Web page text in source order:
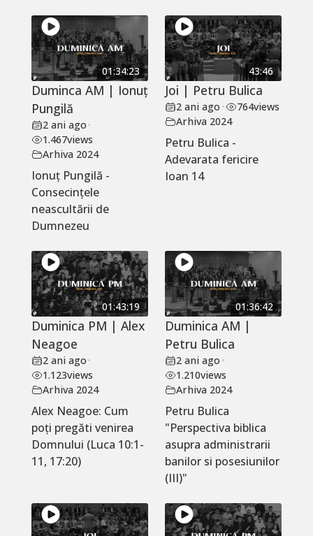
01:34:23
Duminca AM | Ionuț
Pungilă
2 ani ago•
1.467views
Arhiva 2024
Ionuț Pungilă -
Consecințele
neascultării de
Dumnezeu
43:46
Joi | Petru Bulica
2 ani ago • 764views
Arhiva 2024
Petru Bulica -
Adevarata fericire
Ioan 14
01:43:19
Duminica PM | Alex
Neagoe
2 ani ago•
1.123views
Arhiva 2024
Alex Neagoe: Cum
poți pregăti venirea
Domnului (Luca 10:1-
11, 17:20)
01:36:42
Duminica AM |
Petru Bulica
2 ani ago •
1.210views
Arhiva 2024
Petru Bulica
"Perspectiva biblica
asupra administrarii
banilor si posesiunilor
(III)"